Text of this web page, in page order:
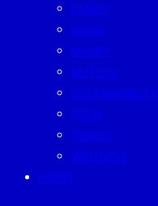
FAMILY
LIVING
MONEY
MUTELU
SUSTAINABILITY
TECH
TRAVEL
WELLNESS
EVENT